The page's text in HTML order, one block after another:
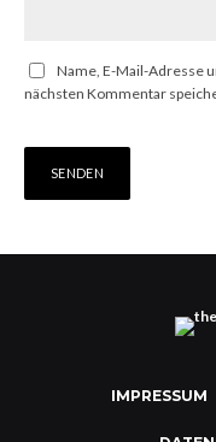
Name, E-Mail-Adresse
nächsten Kommentar
IMPRESSUM